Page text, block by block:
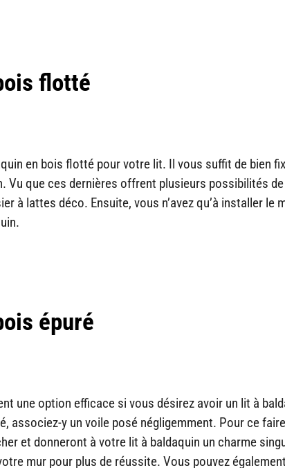
flotté
en bois flotté pour votre lit. Il vous suffit de bien
Vu que ces dernières offrent plusieurs possibilités
à lattes déco. Ensuite, vous n’avez qu’à installer le
épuré
une option efficace si vous désirez avoir un lit à
associez-y un voile posé négligemment. Pour ce
et donneront à votre lit à baldaquin un charme
mur pour plus de réussite. Vous pouvez